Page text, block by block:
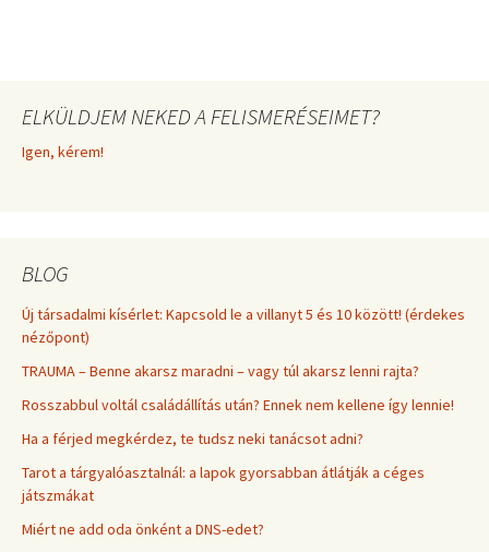
ELKÜLDJEM NEKED A FELISMERÉSEIMET?
Igen, kérem!
BLOG
Új társadalmi kísérlet: Kapcsold le a villanyt 5 és 10 között! (érdekes
nézőpont)
TRAUMA – Benne akarsz maradni – vagy túl akarsz lenni rajta?
Rosszabbul voltál családállítás után? Ennek nem kellene így lennie!
Ha a férjed megkérdez, te tudsz neki tanácsot adni?
Tarot a tárgyalóasztalnál: a lapok gyorsabban átlátják a céges
játszmákat
Miért ne add oda önként a DNS-edet?